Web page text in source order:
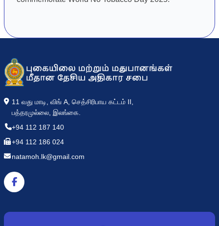
11 வது மாடி, விங் A, செத்சிரிபாய கட்டம் II,
பத்தரமுல்லை, இலங்கை.
+94 112 187 140
+94 112 186 024
natamoh.lk@gmail.com